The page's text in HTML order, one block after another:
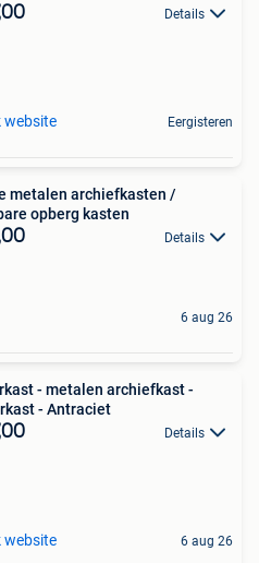
Details
website Eergisteren
metalen archiefkasten /
opberg kasten
Details
6 aug 26
- metalen archiefkast -
- Antraciet
Details
website 6 aug 26